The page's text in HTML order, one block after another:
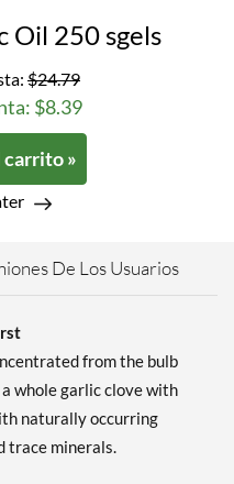
Oil 250 sgels
$24.79
$8.39
carrito »
De Los Usuarios
from the bulb
whole garlic clove with
naturally occurring
trace minerals.